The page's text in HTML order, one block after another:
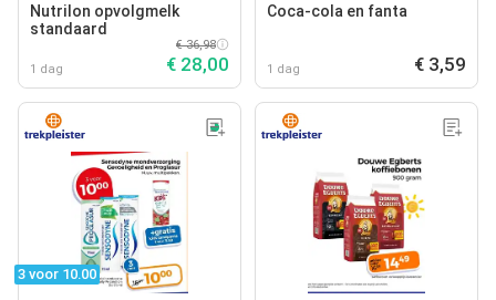
Nutrilon opvolgmelk
standaard
1 dag
€ 36,98
€ 28,00
Coca-cola en fanta
1 dag € 3,59
3 voor 10.00